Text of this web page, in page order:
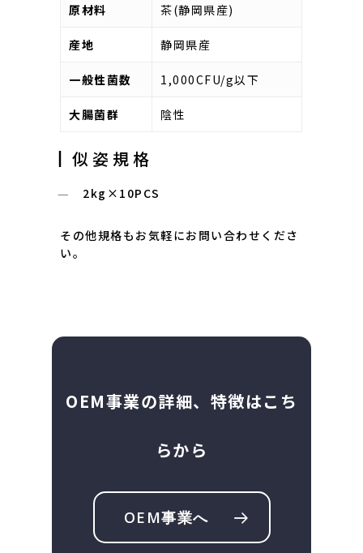
原材料 茶(静岡県産)
産地 静岡県産
一般性菌数 1,000CFU/g以下
大腸菌群 陰性
┃似姿規格
2kg×10PCS
その他規格もお気軽にお問い合わせくださ
い。
OEM事業の詳細、特徴はこち
らから
OEM事業へ